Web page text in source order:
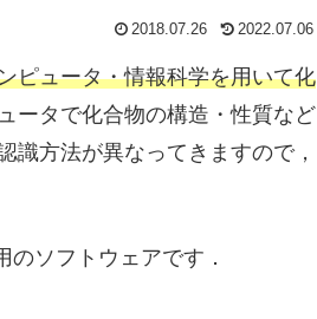
2018.07.26 2022.07.06
ピュータ・情報科学を用いて化
ータで化合物の構造・性質など
識方法が異なってきますので，
のソフトウェアです．